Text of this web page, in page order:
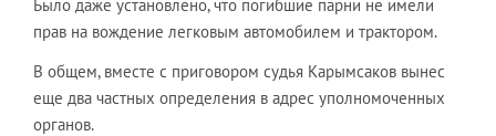
Было даже установлено, что погибшие парни не имели
прав на вождение легковым автомобилем и трактором.
В общем, вместе с приговором судья Карымсаков вынес
еще два частных определения в адрес уполномоченных
органов.